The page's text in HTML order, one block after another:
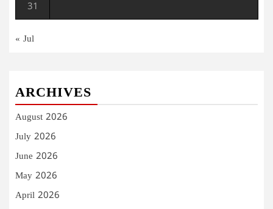
31
« Jul
ARCHIVES
August 2026
July 2026
June 2026
May 2026
April 2026